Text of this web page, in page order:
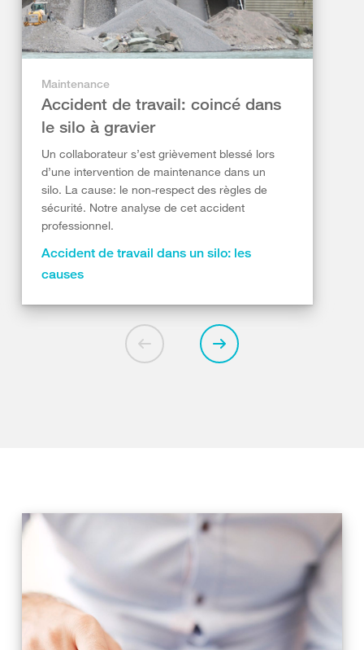
Maintenance
Accident de travail: coincé dans
le silo à gravier
Un collaborateur s’est grièvement blessé lors
d’une intervention de maintenance dans un
silo. La cause: le non-respect des règles de
sécurité. Notre analyse de cet accident
professionnel.
Accident de travail dans un silo: les
causes